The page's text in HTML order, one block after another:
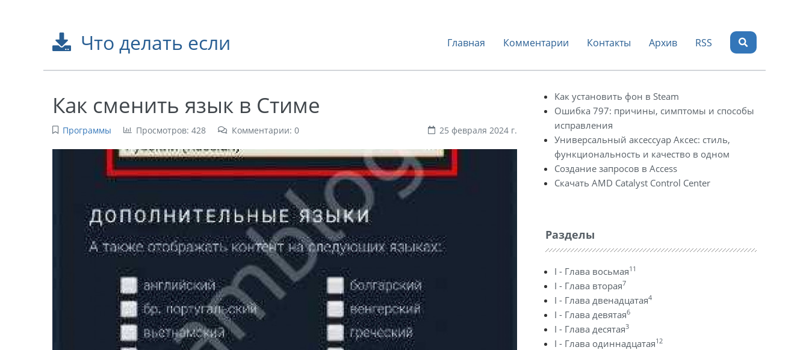
Что делать если Главная Комментарии Контакты Архив RSS
Как сменить язык в Стиме
Программы Просмотров: 428 Комментарии: 0 25 февраля 2024 г.
Как установить фон в Steam
Ошибка 797: причины, симптомы и способы
исправления
Универсальный аксессуар Аксес: стиль,
функциональность и качество в одном
Создание запросов в Access
Скачать AMD Catalyst Control Center
Разделы
I - Глава восьмая11
I - Глава вторая7
I - Глава двенадцатая4
I - Глава девятая6
I - Глава десятая3
I - Глава одиннадцатая12